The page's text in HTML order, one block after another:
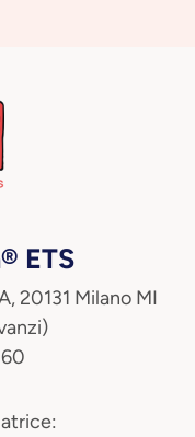
ETS
20131 Milano MI